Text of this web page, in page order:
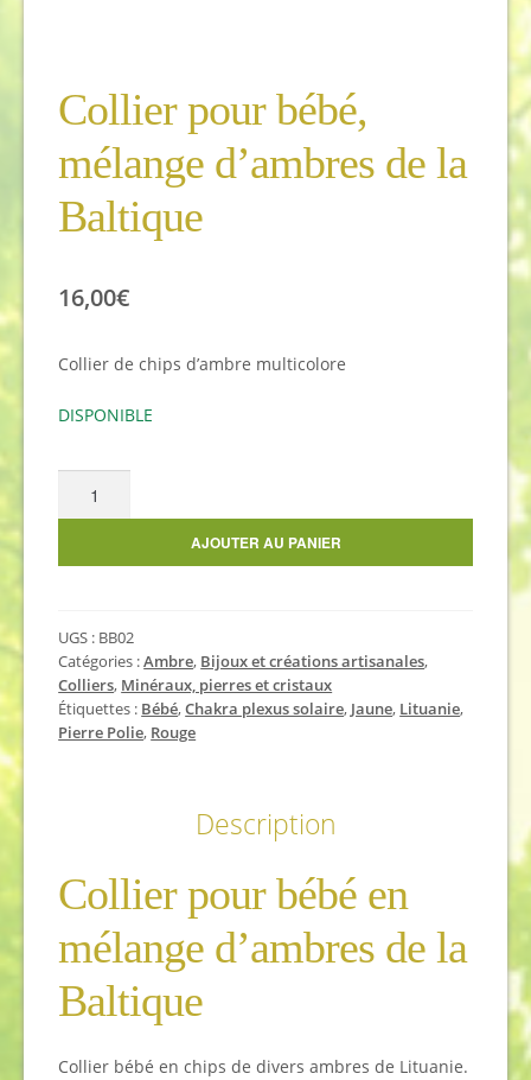
Collier pour bébé,
mélange d’ambres de la
Baltique
16,00€
Collier de chips d’ambre multicolore
DISPONIBLE
pour
d'ambres
de
la
Baltique
AJOUTER AU PANIER
UGS : BB02
Catégories :Ambre, Bijoux et créations artisanales,
Colliers, Minéraux, pierres et cristaux
Étiquettes : Bébé,Chakra plexus solaire, Jaune, Lituanie,
Pierre Polie, Rouge
Description
Collier pour bébé en
mélange d’ambres de la
Baltique
Collier bébé en chips de divers ambres de Lituanie.